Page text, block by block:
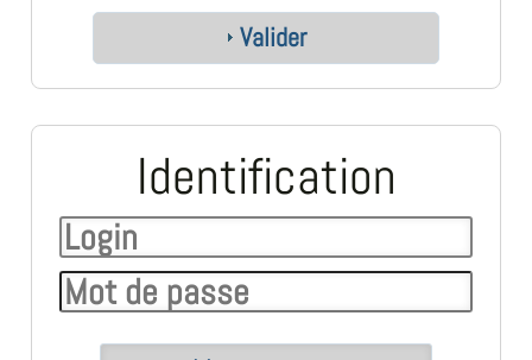
Valider
Identification